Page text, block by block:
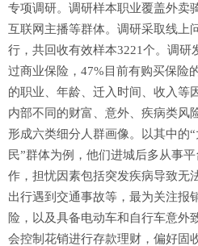
专项调研。调研样本职业覆盖外卖
互联网主播等群体。调研采取线上
行，共回收有效样本3221个。调研
过商业保险，47%目前有购买保险
的职业、年龄、迁入时间、收入等
内部不同的财富、意外、疾病类风
形成六类细分人群画像。以其中的
民”群体为例，他们进城后多从事
作，担忧因素包括突发疾病导致无
出行遇到交通事故等，最为关注报
险，以及具备电动车和自行车意外
会控制花销进行存款理财，偏好固